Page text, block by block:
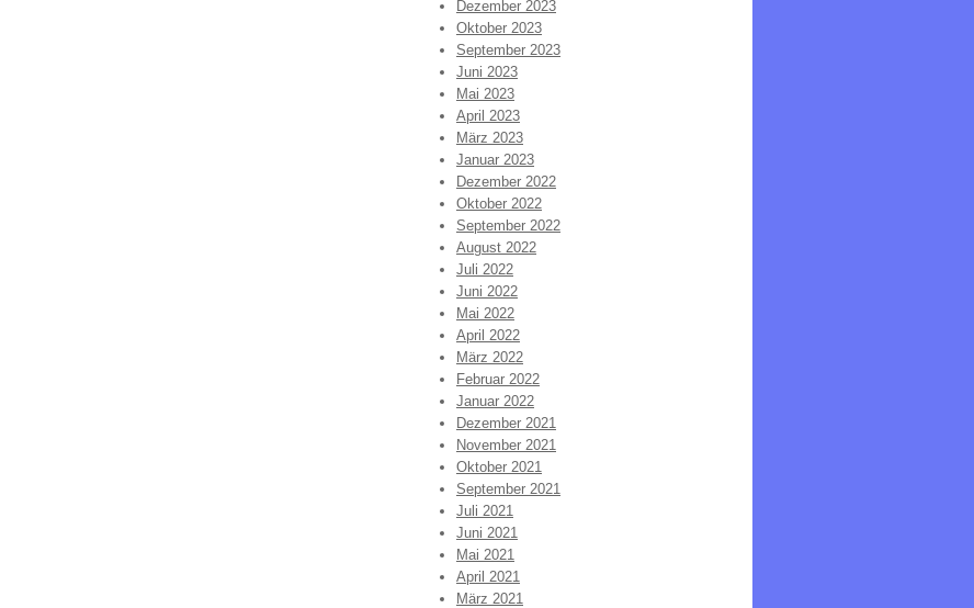
Dezember 2023
Oktober 2023
September 2023
Juni 2023
Mai 2023
April 2023
März 2023
Januar 2023
Dezember 2022
Oktober 2022
September 2022
August 2022
Juli 2022
Juni 2022
Mai 2022
April 2022
März 2022
Februar 2022
Januar 2022
Dezember 2021
November 2021
Oktober 2021
September 2021
Juli 2021
Juni 2021
Mai 2021
April 2021
März 2021